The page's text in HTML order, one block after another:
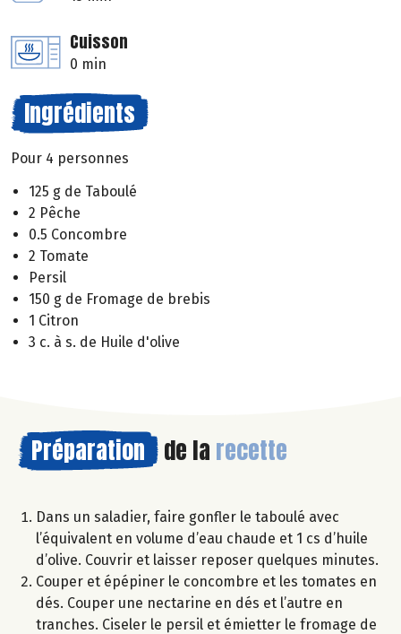
Cuisson
0 min
Ingrédients
Pour 4 personnes
125 g de Taboulé
2 Pêche
0.5 Concombre
2 Tomate
Persil
150 g de Fromage de brebis
1 Citron
3 c. à s. de Huile d'olive
Préparation de la recette
Dans un saladier, faire gonfler le taboulé avec
l’équivalent en volume d’eau chaude et 1 cs d’huile
d’olive. Couvrir et laisser reposer quelques minutes.
Couper et épépiner le concombre et les tomates en
dés. Couper une nectarine en dés et l’autre en
tranches. Ciseler le persil et émietter le fromage de